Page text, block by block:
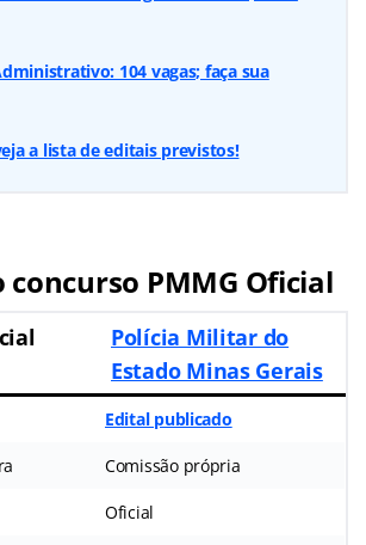
104 vagas; faça sua
a lista de editais previstos!
concurso PMMG Oficial
Polícia Militar do
Estado Minas Gerais
Edital publicado
Comissão própria
Oficial